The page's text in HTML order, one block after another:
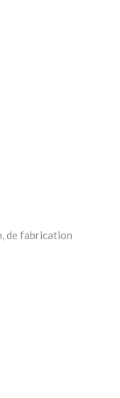
de fabrication